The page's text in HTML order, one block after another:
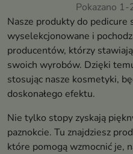
Pokazano
Nasze produkty do pedicure
wyselekcjonowane i
producentów, którzy
swoich wyrobów. Dzięki
stosując nasze kosmetyki,
doskonałego efektu.
Nie tylko stopy zyskają
paznokcie. Tu znajdziesz
które pomogą wzmocnić je,